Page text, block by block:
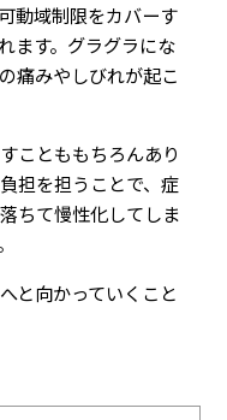
動域制限をカバーす
ます。グラグラにな
痛みやしびれが起こ
ことももちろんあり
担を担うことで、症
ちて慢性化してしま
と向かっていくこと